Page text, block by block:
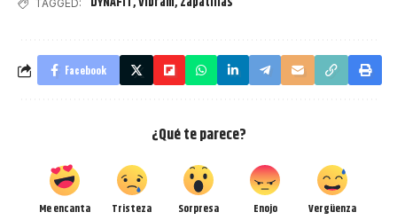
TAGGED:
Facebook
¿Qué te parece?
Me encanta Tristeza Sorpresa Enojo Vergüenza